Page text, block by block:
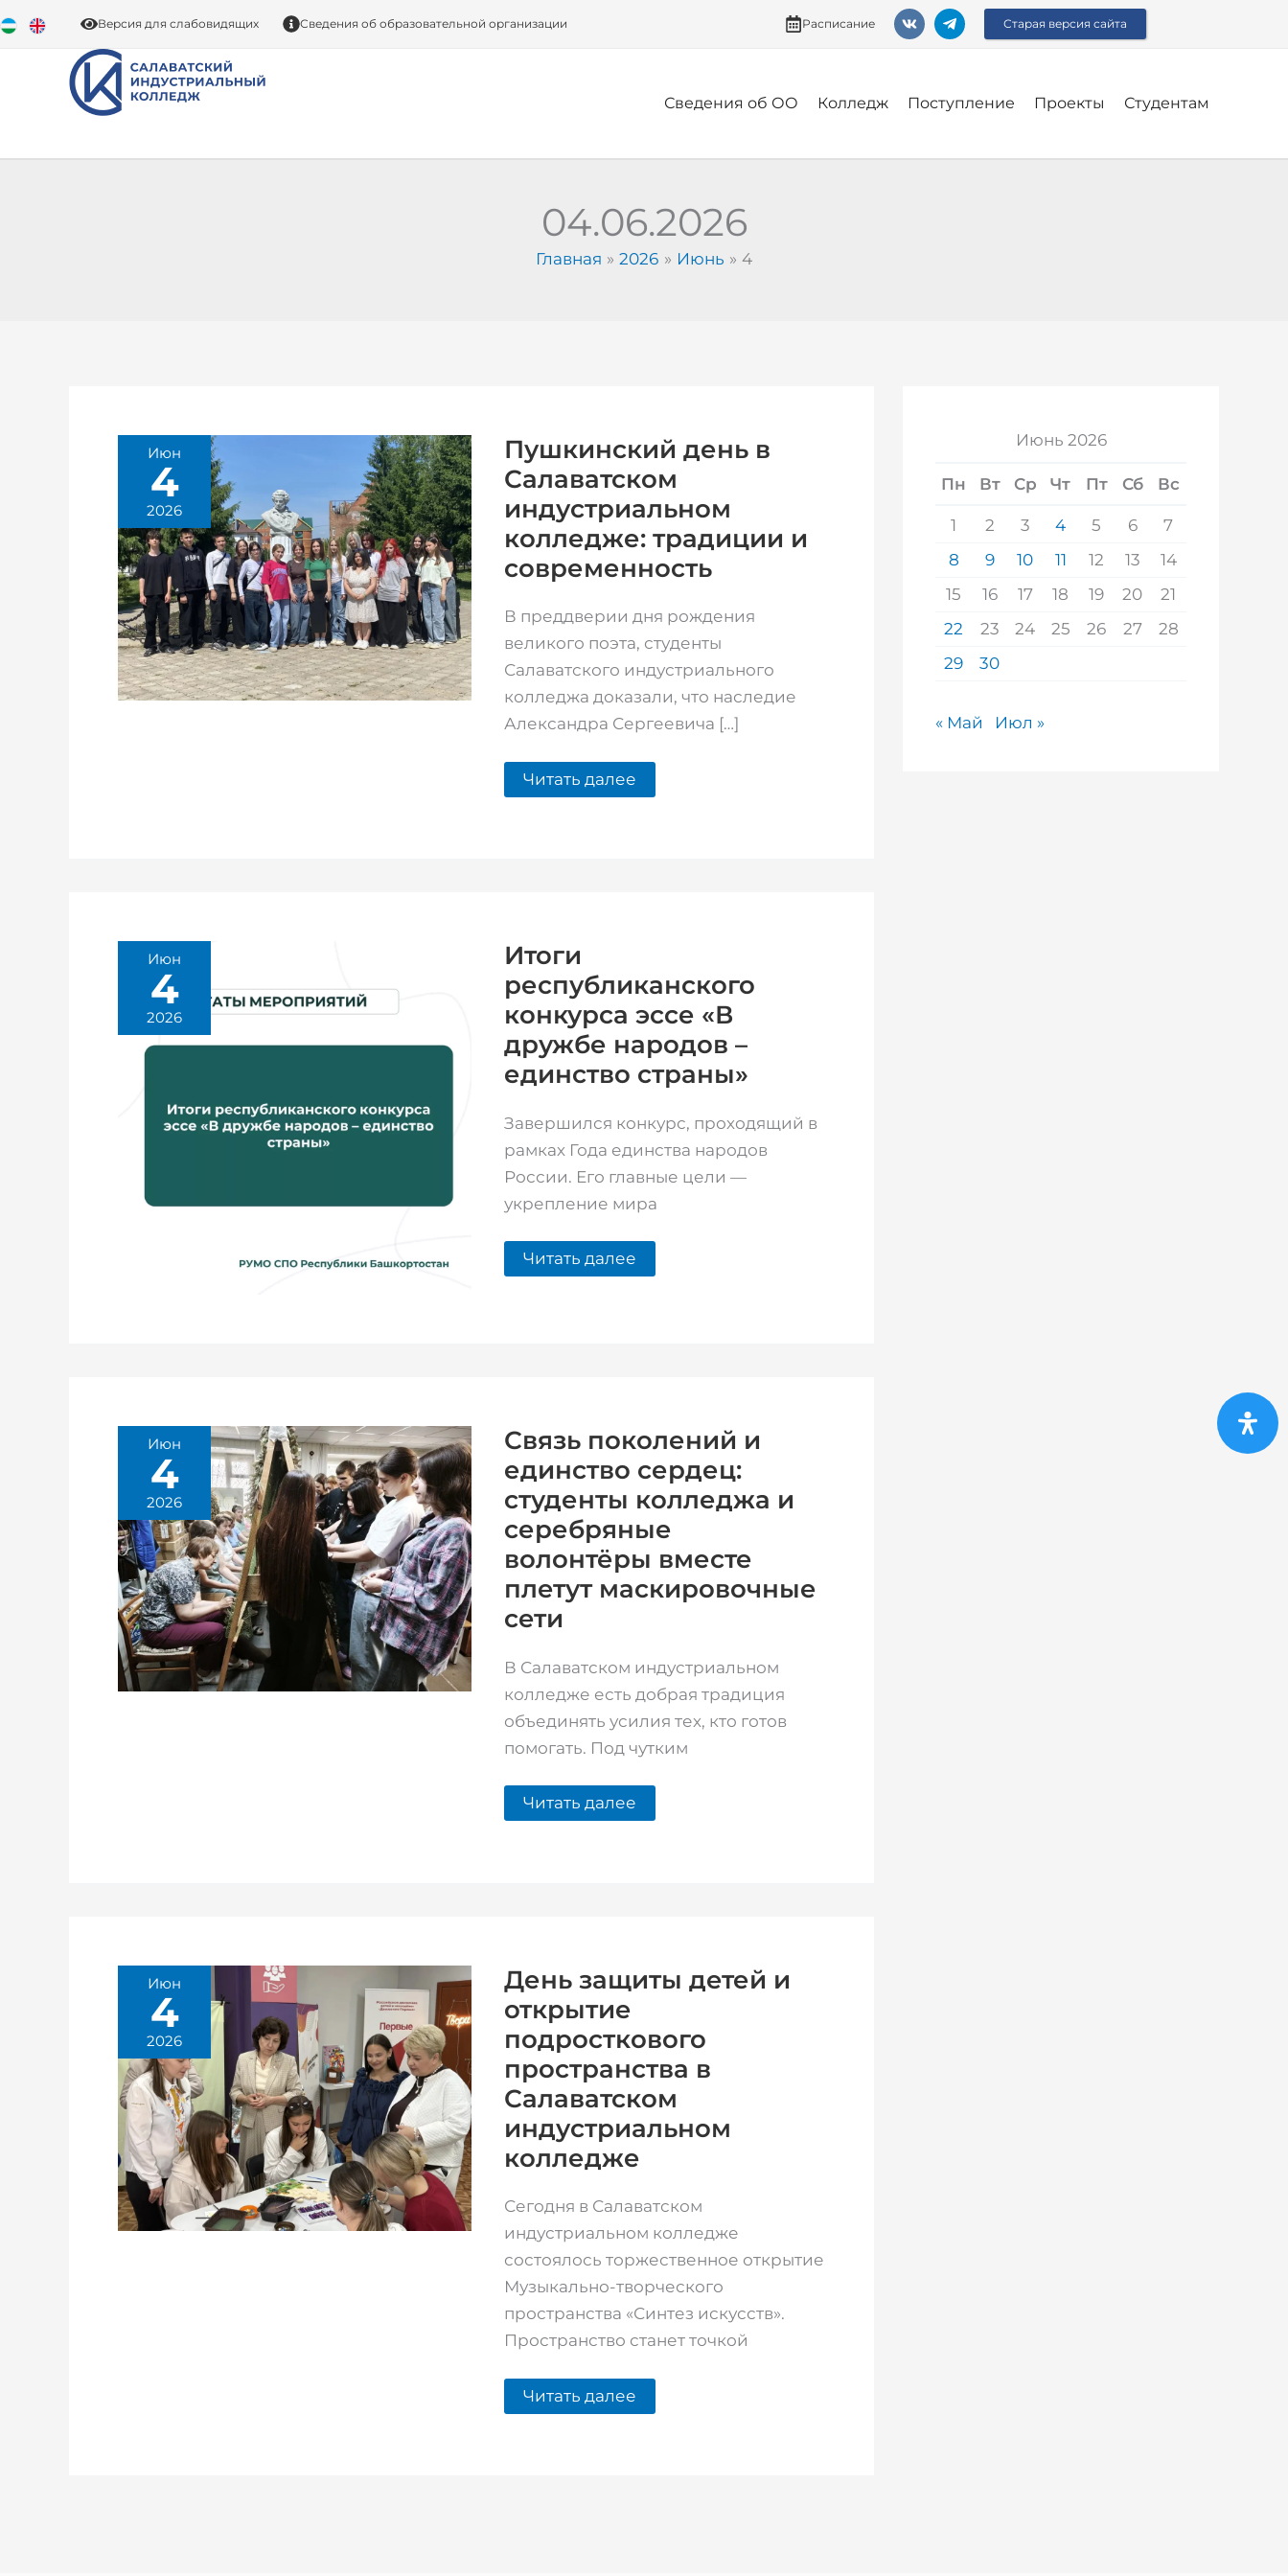
к
содержимому
Версия для слабовидящих Сведения об образовательной организации Расписание Старая версия сайта
Сведения об ОО Колледж Поступление Проекты Студентам
04.06.2026
Главная 2026 Июнь 4
Июн
4
2026
Пушкинский день в
Салаватском
индустриальном
колледже: традиции и
современность
В преддверии дня рождения
великого поэта, студенты
Салаватского индустриального
колледжа доказали, что наследие
Александра Сергеевича […]
Салаватском
индустриальном
колледже:
традиции
и
современность
Читать далее
Июн
4
2026
Итоги
республиканского
конкурса эссе «В
дружбе народов –
единство страны»
Завершился конкурс, проходящий в
рамках Года единства народов
России. Его главные цели —
укрепление мира
эссе
«В
дружбе
народов
–
единство
страны»
Читать далее
Июн
4
2026
Связь поколений и
единство сердец:
студенты колледжа и
серебряные
волонтёры вместе
плетут маскировочные
сети
В Салаватском индустриальном
колледже есть добрая традиция
объединять усилия тех, кто готов
помогать. Под чутким
единство
сердец:
студенты
колледжа
и
серебряные
волонтёры
вместе
плетут
маскировочные
сети
Читать далее
Июн
4
2026
День защиты детей и
открытие
подросткового
пространства в
Салаватском
индустриальном
колледже
Сегодня в Салаватском
индустриальном колледже
состоялось торжественное открытие
Музыкально-творческого
пространства «Синтез искусств».
Пространство станет точкой
и
открытие
подросткового
пространства
в
Салаватском
индустриальном
колледже
Читать далее
Июнь 2026
Пн Вт Ср Чт Пт Сб Вс
1 2 3 4 5 6
7
8
9 10 11 12 13
14
15
16 17 18 19 20
21
22
23 24 25 26 27
28
29
30
« Май Июл »